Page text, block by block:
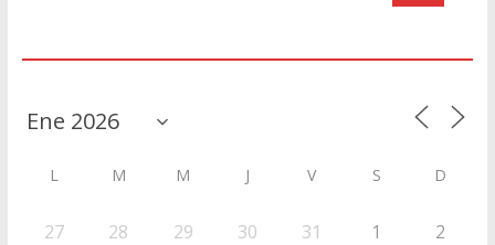
L M M J V S D
27 28 29 30 31 1 2